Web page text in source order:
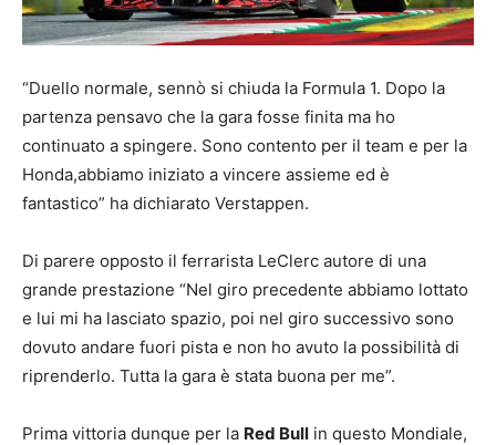
“Duello normale, sennò si chiuda la Formula 1. Dopo la
partenza pensavo che la gara fosse finita ma ho
continuato a spingere. Sono contento per il team e per la
Honda,abbiamo iniziato a vincere assieme ed è
fantastico” ha dichiarato Verstappen.
Di parere opposto il ferrarista LeClerc autore di una
grande prestazione “Nel giro precedente abbiamo lottato
e lui mi ha lasciato spazio, poi nel giro successivo sono
dovuto andare fuori pista e non ho avuto la possibilità di
riprenderlo. Tutta la gara è stata buona per me”.
Prima vittoria dunque per la Red Bull in questo Mondiale,